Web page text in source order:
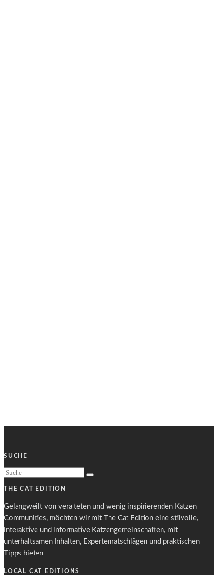
SUCHE
THE CAT EDITION
Gelangweilt von veralteten und wenig inspirierenden Katzen
Communities, möchten wir mit The Cat Edition eine stilvolle,
interaktive und informative Katzengemeinschaften, mit
unterhaltsamen Inhalten, Expertenratschlägen und praktischen
Tipps bieten.
LOCAL CAT EDITIONS